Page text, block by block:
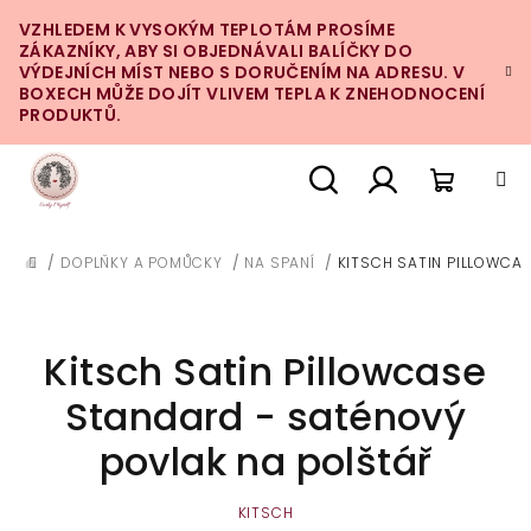
na
obsah
VZHLEDEM K VYSOKÝM TEPLOTÁM PROSÍME
ZÁKAZNÍKY, ABY SI OBJEDNÁVALI BALÍČKY DO
VÝDEJNÍCH MÍST NEBO S DORUČENÍM NA ADRESU. V
BOXECH MŮŽE DOJÍT VLIVEM TEPLA K ZNEHODNOCENÍ
PRODUKTŮ.
DOMŮ
/ DOPLŇKY A POMŮCKY / NA SPANÍ / KITSCH SATIN
Kitsch Satin Pillowcase
Standard - saténový
povlak na polštář
KITSCH